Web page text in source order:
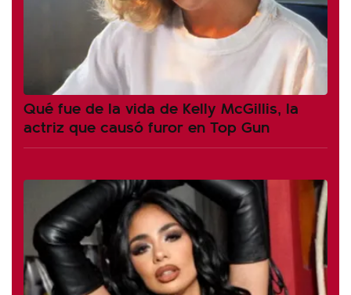
Qué fue de la vida de Kelly McGillis, la
actriz que causó furor en Top Gun